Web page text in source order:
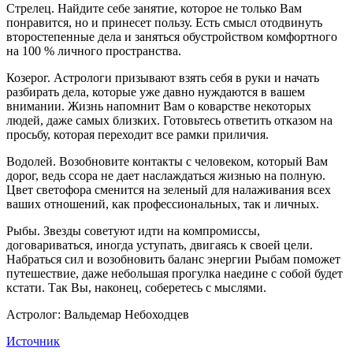
Стрелец. Найдите себе занятие, которое не только Вам
понравится, но и принесет пользу. Есть смысл отодвинуть
второстепенные дела и заняться обустройством комфортного
на 100 % личного пространства.
Козерог. Астрологи призывают взять себя в руки и начать
разбирать дела, которые уже давно нуждаются в вашем
внимании. Жизнь напомнит Вам о коварстве некоторых
людей, даже самых близких. Готовьтесь ответить отказом на
просьбу, которая переходит все рамки приличия.
Водолей. Возобновите контакты с человеком, который Вам
дорог, ведь ссора не дает наслаждаться жизнью на полную.
Цвет светофора сменится на зеленый для налаживания всех
ваших отношений, как профессиональных, так и личных.
Рыбы. Звезды советуют идти на компромиссы,
договариваться, иногда уступать, двигаясь к своей цели.
Набраться сил и возобновить баланс энергии Рыбам поможет
путешествие, даже небольшая прогулка наедине с собой будет
кстати. Так Вы, наконец, соберетесь с мыслями.
Астролог: Вальдемар Небоходцев
Источник